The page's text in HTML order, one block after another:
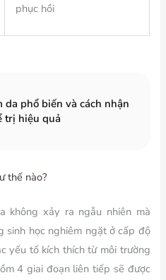
phục hồi
da phổ biến và cách nhận
trị hiệu quả
thế nào?
không xảy ra ngẫu nhiên mà
sinh học nghiêm ngặt ở cấp độ
yếu tố kích thích từ môi trường
4 giai đoạn liên tiếp sẽ được